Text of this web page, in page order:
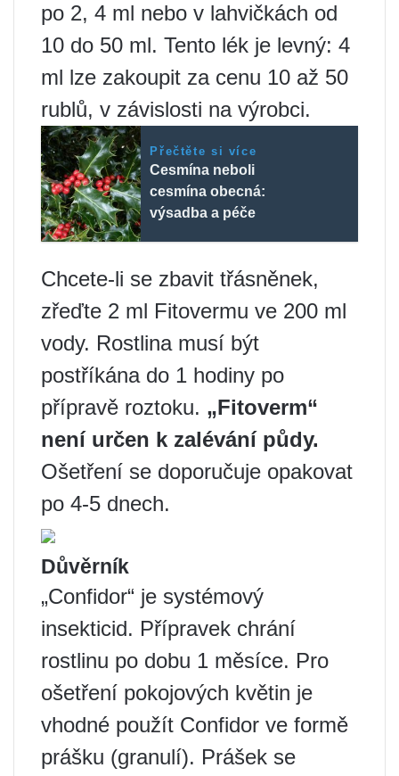
po 2, 4 ml nebo v lahvičkách od
10 do 50 ml. Tento lék je levný: 4
ml lze zakoupit za cenu 10 až 50
rublů, v závislosti na výrobci.
Přečtěte si více
Cesmína neboli
cesmína obecná:
výsadba a péče
Chcete-li se zbavit třásněnek,
zřeďte 2 ml Fitovermu ve 200 ml
vody. Rostlina musí být
postříkána do 1 hodiny po
přípravě roztoku. „Fitoverm“
není určen k zalévání půdy.
Ošetření se doporučuje opakovat
po 4-5 dnech.
Důvěrník
„Confidor“ je systémový
insekticid. Přípravek chrání
rostlinu po dobu 1 měsíce. Pro
ošetření pokojových květin je
vhodné použít Confidor ve formě
prášku (granulí). Prášek se